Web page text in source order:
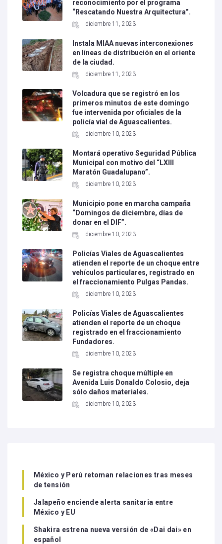
reconocimiento por el programa
“Rescatando Nuestra Arquitectura”.
diciembre 11, 2023
Instala MIAA nuevas interconexiones
en líneas de distribución en el oriente
de la ciudad.
diciembre 11, 2023
Volcadura que se registró en los
primeros minutos de este domingo
fue intervenida por oficiales de la
policía vial de Aguascalientes.
diciembre 10, 2023
Montará operativo Seguridad Pública
Municipal con motivo del “LXIII
Maratón Guadalupano”.
diciembre 10, 2023
Municipio pone en marcha campaña
“Domingos de diciembre, días de
donar en el DIF”.
diciembre 10, 2023
Policías Viales de Aguascalientes
atienden el reporte de un choque entre
vehículos particulares, registrado en
el fraccionamiento Pulgas Pandas.
diciembre 10, 2023
Policías Viales de Aguascalientes
atienden el reporte de un choque
registrado en el fraccionamiento
Fundadores.
diciembre 10, 2023
Se registra choque múltiple en
Avenida Luis Donaldo Colosio, deja
sólo daños materiales.
diciembre 10, 2023
México y Perú retoman relaciones tras meses
de tensión
Jalapeño enciende alerta sanitaria entre
México y EU
Shakira estrena nueva versión de «Dai dai» en
español